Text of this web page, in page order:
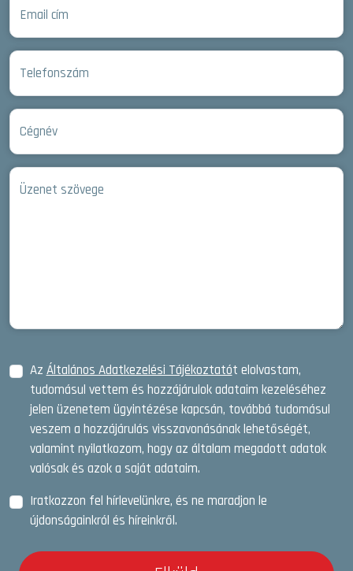
Email cím
Telefonszám
Cégnév
Üzenet szövege
Az Általános Adatkezelési Tájékoztatót elolvastam,
tudomásul vettem és hozzájárulok adataim kezeléséhez
jelen üzenetem ügyintézése kapcsán, továbbá tudomásul
veszem a hozzájárulás visszavonásának lehetőségét,
valamint nyilatkozom, hogy az általam megadott adatok
valósak és azok a saját adataim.
Iratkozzon fel hírlevelünkre, és ne maradjon le
újdonságainkról és híreinkről.